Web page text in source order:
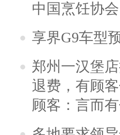
中国烹饪协
享界G9车型
郑州一汉堡
退费，有顾
顾客：言而